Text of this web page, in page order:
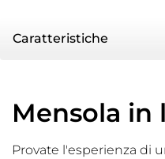
Caratteristiche
Mensola in
Provate l'esperienza di